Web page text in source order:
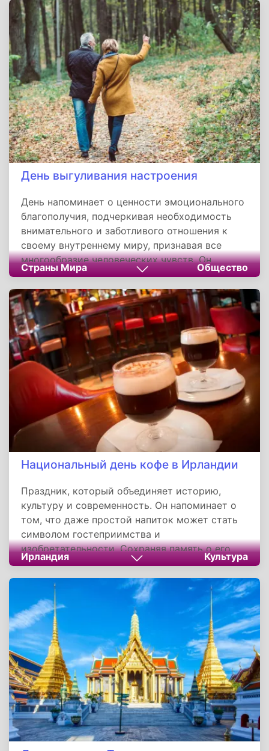
сентября, не имеет государственного статуса,
но его популярность свидетельствует о
всеобщей потребности в радости, творчестве
и простом человеческом общении.
День выгуливания настроения
День напоминает о ценности эмоционального
благополучия, подчеркивая необходимость
внимательного и заботливого отношения к
своему внутреннему миру, признавая все
многообразие человеческих чувств. Он
призывает не прятать свои переживания, а
давать им здоровый выход, тем самым
способствуя укреплению психического
здоровья и гармонии с самим собой.
Страны Мира Общество
Национальный день кофе в Ирландии
Праздник, который объединяет историю,
культуру и современность. Он напоминает о
том, что даже простой напиток может стать
символом гостеприимства и
изобретательности. Сохраняя память о его
происхождении, ирландцы не только чтят
прошлое, но и создают новые традиции,
приглашая весь мир разделить с ними
радость от чашки кофе.
Ирландия Культура